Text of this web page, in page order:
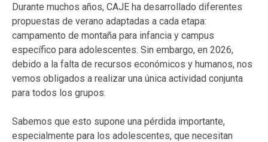
Durante muchos años, CAJE ha desarrollado diferentes
propuestas de verano adaptadas a cada etapa:
campamento de montaña para infancia y campus
específico para adolescentes. Sin embargo, en 2026,
debido a la falta de recursos económicos y humanos, nos
vemos obligados a realizar una única actividad conjunta
para todos los grupos.
Sabemos que esto supone una pérdida importante,
especialmente para los adolescentes, que necesitan